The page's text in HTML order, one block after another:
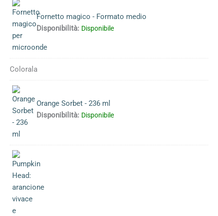
Fornetto magico - Formato medio
Disponibilità: Disponibile
Colorala
Orange Sorbet - 236 ml
Disponibilità: Disponibile